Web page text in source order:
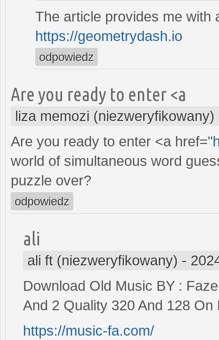
The article provides me with
https://geometrydash.io
odpowiedz
Are you ready to enter <a
liza memozi (niezweryfikowany)
Are you ready to enter <a href="
world of simultaneous word
puzzle over?
odpowiedz
ali
ali ft (niezweryfikowany) -
Download Old Music BY :
And 2 Quality 320 And 128 On
https://music-fa.com/